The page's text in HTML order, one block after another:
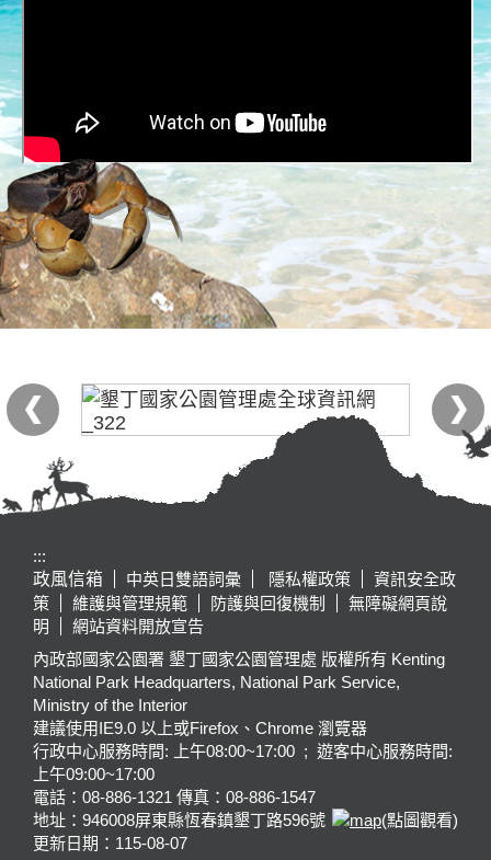
:::
政風信箱
中英日雙語詞彙 隱私權政策
資訊安全政
策
維護與管理規範 防護與回復機制
無障礙網頁說
明
網站資料開放宣告
內政部國家公園署 墾丁國家公園管理處 版權所有 Kenting
National Park Headquarters, National Park Service,
Ministry of the Interior
建議使用IE9.0 以上或Firefox、Chrome 瀏覽器
行政中心服務時間: 上午08:00~17:00 ; 遊客中心服務時間:
上午09:00~17:00
電話：08-886-1321 傳真：08-886-1547
地址：946008屏東縣恆春鎮墾丁路596號
(點圖觀看)
更新日期： 115-08-07